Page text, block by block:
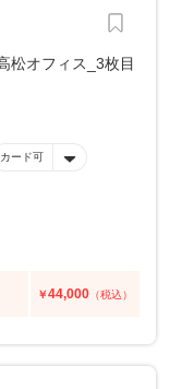
カード可
￥44,000 （税込）